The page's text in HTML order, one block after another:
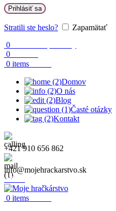
Prihlásiť sa
Stratili ste heslo?
Zapamätať
0
0
0 items
Domov
O nás
Blog
Časté otázky
Kontakt
+421 910 656 862
info@mojehrackarstvo.sk
Menu
0 items